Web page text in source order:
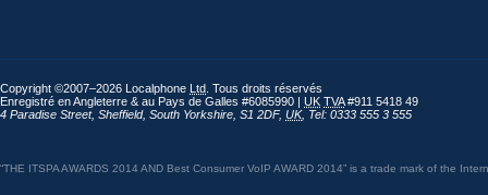
Copyright ©2007–2026 Localphone Ltd . Tous droits réservés
Enregistré en Angleterre & au Pays de Galles #6085990 | UK TVA#911 5418 49
4 Paradise Street, Sheffield, South Yorkshire S1 2DF, UK, Tel: 0333 555 3 555
“THE ITSPA AWARDS 2014 AND Best Consumer VoIP AWARD 2014” is a trade mark of the